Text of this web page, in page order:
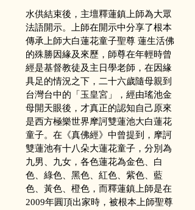
水供結束後，主壇釋蓮鎮上師為大眾
法語開示。上師在開示中分享了根本
傳承上師大白蓮花童子聖尊 蓮生活佛
的殊勝因緣及來歷，師尊在年輕時曾
經是基督教徒及主日學老師，在因緣
具足的情況之下，二十六歲隨母親到
台灣台中的「玉皇宮」，經由瑤池金
母開天眼後，才真正的認知自己原來
是西方極樂世界摩訶雙蓮池大白蓮花
童子。在《真佛經》中曾提到，摩訶
雙蓮池有十八朵大蓮花童子，分別為
九男、九女，各色蓮花為金色、白
色、綠色、黑色、紅色、紫色、藍
色、黃色、橙色，而釋蓮鎮上師是在
2009年圓頂出家時，被根本上師聖尊